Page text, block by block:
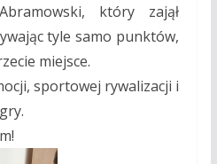
który zajął
tyle samo punktów,
miejsce.
sportowej rywalizacji i